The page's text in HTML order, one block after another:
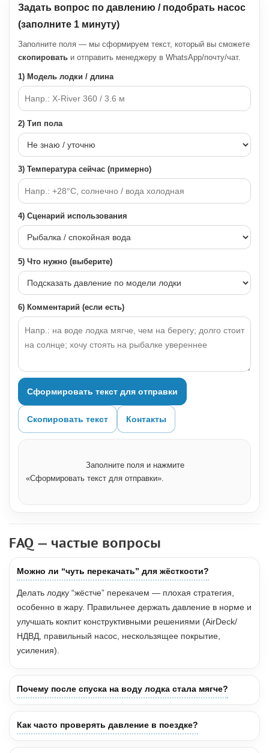
Задать вопрос по давлению / подобрать насос
(заполните 1 минуту)
Заполните поля — мы сформируем текст, который вы сможете
скопировать и отправить менеджеру в WhatsApp/почту/чат.
1) Модель лодки / длина
2) Тип пола
3) Температура сейчас (примерно)
4) Сценарий использования
5) Что нужно (выберите)
6) Комментарий (если есть)
Сформировать текст для отправки
Скопировать текст Контакты
«Сформировать текст для отправки».
FAQ — частые вопросы
Можно ли “чуть перекачать” для жёсткости?
Делать лодку “жёстче” перекачем — плохая стратегия,
особенно в жару. Правильнее держать давление в норме и
улучшать кокпит конструктивными решениями (AirDeck/
НДВД, правильный насос, нескользящее покрытие,
усиления).
Почему после спуска на воду лодка стала мягче?
Как часто проверять давление в поездке?